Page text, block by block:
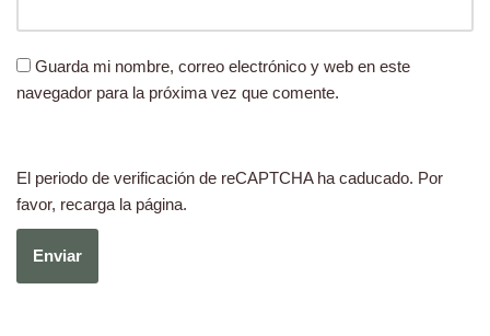
Guarda mi nombre, correo electrónico y web en este
navegador para la próxima vez que comente.
El periodo de verificación de reCAPTCHA ha caducado. Por
favor, recarga la página.